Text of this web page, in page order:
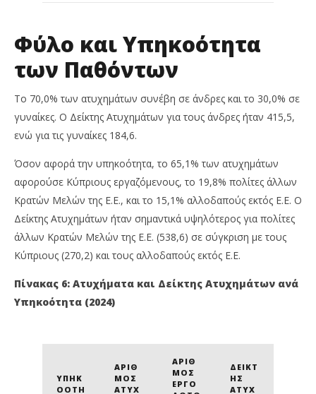
Φύλο και Υπηκοότητα
των Παθόντων
Το 70,0% των ατυχημάτων συνέβη σε άνδρες και το 30,0% σε
γυναίκες. Ο Δείκτης Ατυχημάτων για τους άνδρες ήταν 415,5,
ενώ για τις γυναίκες 184,6.
Όσον αφορά την υπηκοότητα, το 65,1% των ατυχημάτων
αφορούσε Κύπριους εργαζόμενους, το 19,8% πολίτες άλλων
Κρατών Μελών της Ε.Ε., και το 15,1% αλλοδαπούς εκτός Ε.Ε. Ο
Δείκτης Ατυχημάτων ήταν σημαντικά υψηλότερος για πολίτες
άλλων Κρατών Μελών της Ε.Ε. (538,6) σε σύγκριση με τους
Κύπριους (270,2) και τους αλλοδαπούς εκτός Ε.Ε.
Πίνακας 6: Ατυχήματα και Δείκτης Ατυχημάτων ανά
Υπηκοότητα (2024)
ΥΠΗΚ
ΟΌΤΗ
ΑΡΙΘ
ΜΌΣ
ΑΤΥΧ
ΑΡΙΘ
ΜΌΣ
ΕΡΓΟ
ΔΕΊΚΤ
ΗΣ
ΑΤΥΧ